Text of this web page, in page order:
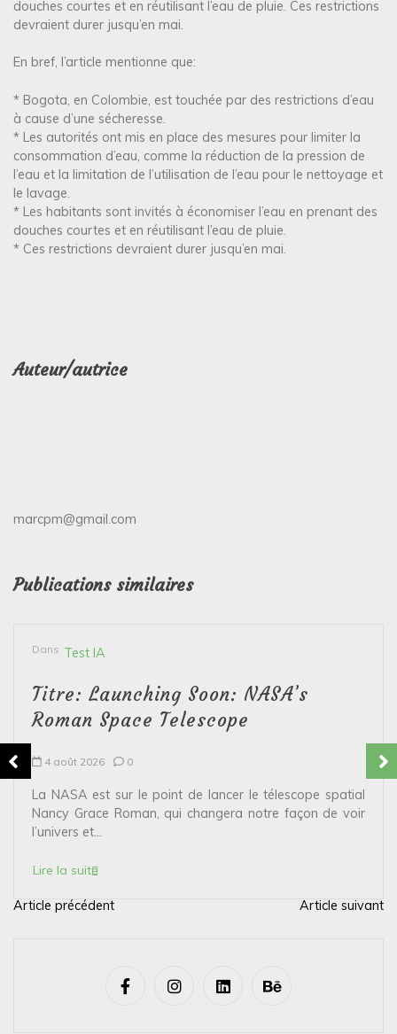
douches courtes et en réutilisant l’eau de pluie. Ces restrictions
devraient durer jusqu’en mai.
En bref, l’article mentionne que:
* Bogota, en Colombie, est touchée par des restrictions d’eau
à cause d’une sécheresse.
* Les autorités ont mis en place des mesures pour limiter la
consommation d’eau, comme la réduction de la pression de
l’eau et la limitation de l’utilisation de l’eau pour le nettoyage et
le lavage.
* Les habitants sont invités à économiser l’eau en prenant des
douches courtes et en réutilisant l’eau de pluie.
* Ces restrictions devraient durer jusqu’en mai.
Auteur/autrice
marcpm@gmail.com
Publications similaires
Dans Test IA
Titre: Launching Soon: NASA’s
Roman Space Telescope
4 août 2026 0
La NASA est sur le point de lancer le télescope spatial
Nancy Grace Roman, qui changera notre façon de voir
l’univers et...
Lire la suite
N
Article précédent Article suivant